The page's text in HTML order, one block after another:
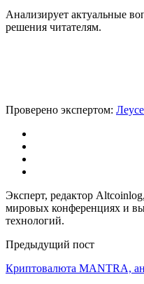
Анализирует актуальные
решения читателям.
Проверено экспертом:
Эксперт, редактор
мировых конференциях и
технологий.
Предыдущий пост
Криптовалюта MANTRA,